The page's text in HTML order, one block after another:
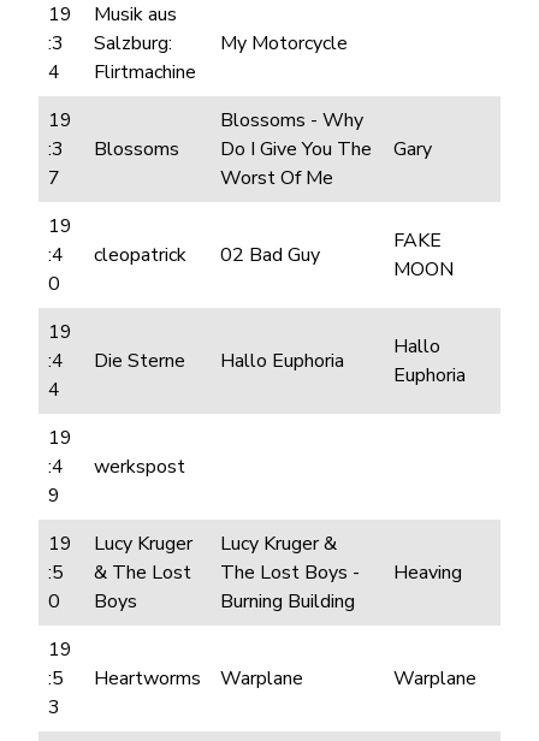
19
:3
4
Musik aus
Salzburg:
Flirtmachine
My Motorcycle
19
:3
7
Blossoms
Blossoms - Why
Do I Give You The
Worst Of Me
Gary
19
:4
0
cleopatrick 02 Bad Guy
FAKE
MOON
19
:4
4
Die Sterne Hallo Euphoria
Hallo
Euphoria
19
:4
9
werkspost
19
:5
0
Lucy Kruger
& The Lost
Boys
Lucy Kruger &
The Lost Boys -
Burning Building
Heaving
19
:5
3
Heartworms Warplane Warplane